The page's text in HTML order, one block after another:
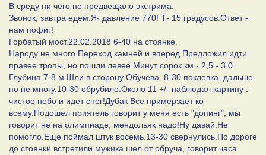
В среду ни чего не предвещало экстрима.
Звонок, завтра едем.Я- давление 770! Т- 15 градусов.Ответ -
нам пофиг!
Горбатый мост.22.02.2018 6-40 на стоянке.
Народу не много.Переход камней и вперед.Предложил идти
правее тропы, но пошли левее.Минут сорок км - 2,5 - 3,0 .
Глубина 7-8 м.Шли в сторону Обучева. 8-30 поклевка, дальше
по не многу,10-30 обрубило.Около 11 +/- наблюдал картину :
чистое небо и идет снег!Дубак Все примерзает ко
всему.Подошел приятель говорит у меня есть "допинг", мы
говорит не на олимпиаде, мендольяк надо!Ну давай.Не
помогло.Еще поймал штук восемь.13-30 свернулись.По дороге
до стоянки встретили мужика шел от обруча, говорит часа